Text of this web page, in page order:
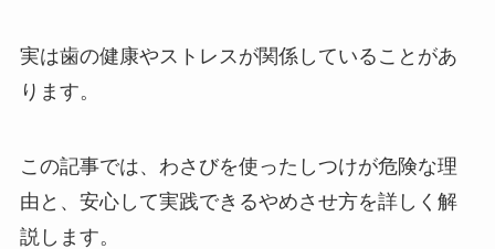
実は歯の健康やストレスが関係していることがあ
ります。
この記事では、わさびを使ったしつけが危険な理
由と、安心して実践できるやめさせ方を詳しく解
説します。